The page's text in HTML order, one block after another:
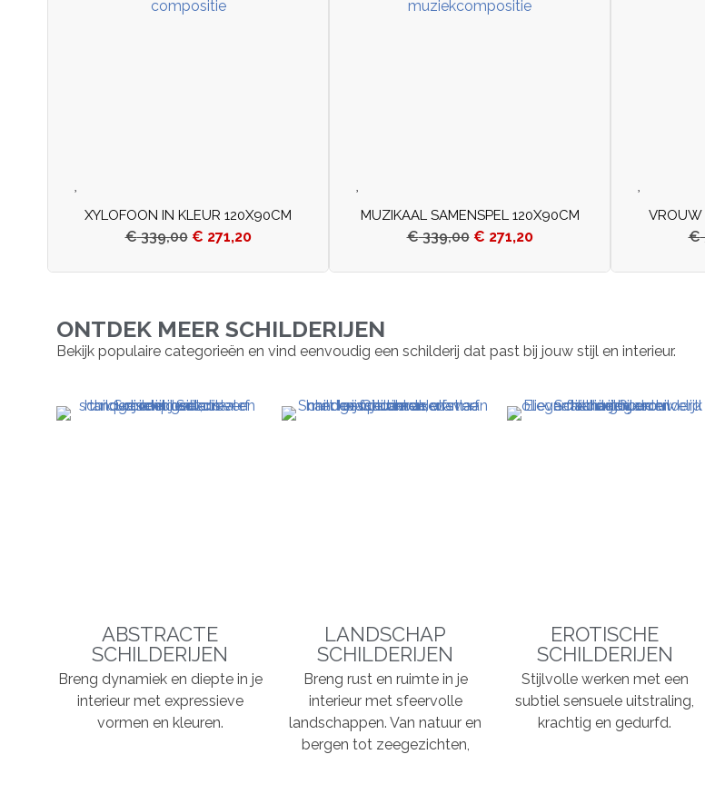
XYLOFOON IN KLEUR 120X90CM
€339,00 € 271,20
MUZIKAAL SAMENSPEL 120X90CM
€339,00 € 271,20
VROUW
€
ONTDEK MEER SCHILDERIJEN
Bekijk populaire categorieën en vind eenvoudig een schilderij dat past bij jouw stijl en interieur.
ABSTRACTE
SCHILDERIJEN
Breng dynamiek en diepte in je
interieur met expressieve
vormen en kleuren.
LANDSCHAP
SCHILDERIJEN
Breng rust en ruimte in je
interieur met sfeervolle
landschappen. Van natuur en
bergen tot zeegezichten,
EROTISCHE
SCHILDERIJEN
Stijlvolle werken met een
subtiel sensuele uitstraling,
krachtig en gedurfd.